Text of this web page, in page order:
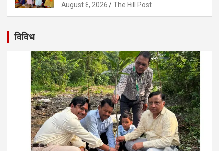
August 8, 2026 The Hill Post
विविध